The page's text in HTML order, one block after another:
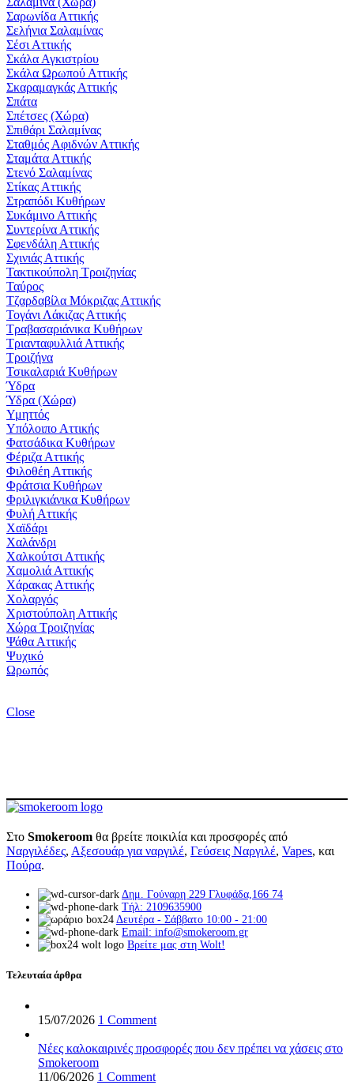
Σαρωνίδα Αττικής
Σελήνια Σαλαμίνας
Σέσι Αττικής
Σκάλα Αγκιστρίου
Σκάλα Ωρωπού Αττικής
Σκαραμαγκάς Αττικής
Σπάτα
Σπέτσες (Χώρα)
Σπιθάρι Σαλαμίνας
Σταθμός Αφιδνών Αττικής
Σταμάτα Αττικής
Στενό Σαλαμίνας
Στίκας Αττικής
Στραπόδι Κυθήρων
Συκάμινο Αττικής
Συντερίνα Αττικής
Σφενδάλη Αττικής
Σχινιάς Αττικής
Τακτικούπολη Τροιζηνίας
Ταύρος
Τζαρδαβίλα Μόκριζας Αττικής
Τογάνι Λάκιζας Αττικής
Τραβασαριάνικα Κυθήρων
Τριανταφυλλιά Αττικής
Τροιζήνα
Τσικαλαριά Κυθήρων
Ύδρα
Ύδρα (Χώρα)
Υμηττός
Υπόλοιπο Αττικής
Φατσάδικα Κυθήρων
Φέριζα Αττικής
Φιλοθέη Αττικής
Φράτσια Κυθήρων
Φριλιγκιάνικα Κυθήρων
Φυλή Αττικής
Χαϊδάρι
Χαλάνδρι
Χαλκούτσι Αττικής
Χαμολιά Αττικής
Χάρακας Αττικής
Χολαργός
Χριστούπολη Αττικής
Χώρα Τροιζηνίας
Ψάθα Αττικής
Ψυχικό
Ωρωπός
Close
Στο Smokeroom θα βρείτε ποικιλία και προσφορές από
Ναργιλέδες, Αξεσουάρ για ναργιλέ, Γεύσεις Ναργιλέ, Vapes, και
Πούρα.
Δημ. Γούναρη 229 Γλυφάδα,166 74
Τήλ: 2109635900
Δευτέρα - Σάββατο 10:00 - 21:00
Email: info@smokeroom.gr
Βρείτε μας στη Wolt!
Τελευταία άρθρα
15/07/2026 1 Comment
Νέες καλοκαιρινές προσφορές που δεν πρέπει να χάσεις στο
Smokeroom
11/06/2026 1 Comment